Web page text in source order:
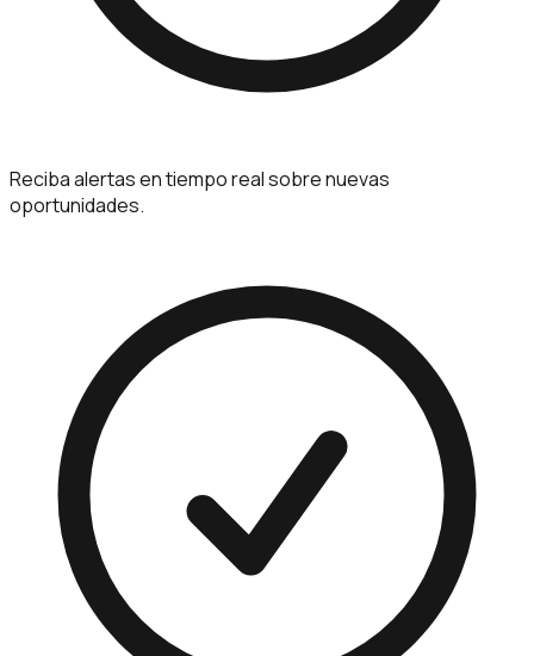
Reciba alertas en tiempo real sobre nuevas
oportunidades.